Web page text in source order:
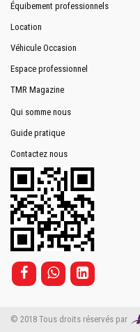
Équibement professionnels
Location
Véhicule Occasion
Espace professionnel
TMR Magazine
Qui somme nous
Guide pratique
Contactez nous
© 2018 Tous droits réservés par